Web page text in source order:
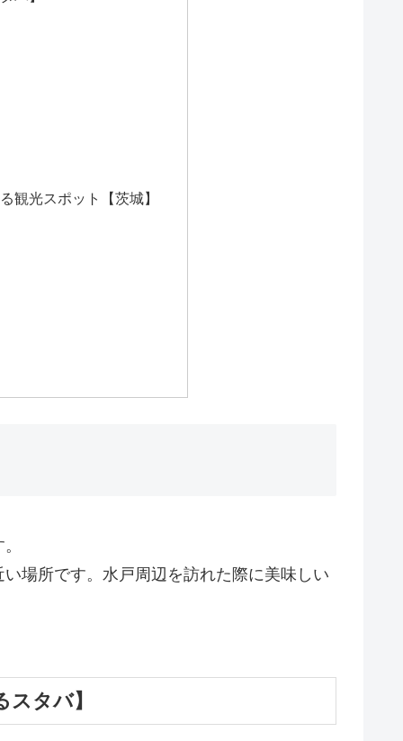
観光スポット【茨城】
場所です。水戸周辺を訪れた際に美味しい
タバ】